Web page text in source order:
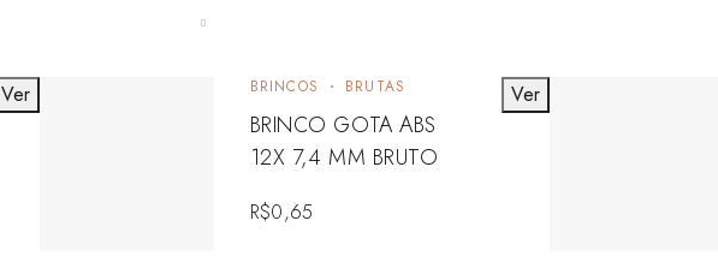
BRINCOS BRUTAS
BRINCO GOTA ABS
12X 7,4 MM BRUTO
R$0,65
Ver Ver